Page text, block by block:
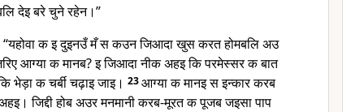
देइ बरे चुने रहेन।”
“यहोवा क इ दुइनउँ मँ स कउन जिआदा खुस करत होमबलि अउ
आग्या क मानब? इ जिआदा नीक अहइ कि परमेस्सर क बात
भेड़ा क चर्बी चढ़ाइ जाइ। 23आग्या क मानइ स इन्कार करब
जिद्दी होब अउर मनमानी करब-मूरत क पूजब जइसा पाप